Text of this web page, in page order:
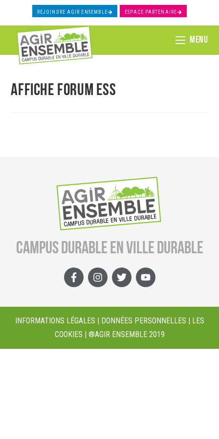
REJOINDRE AGIR ENSEMBLE ESPACE PARTENAIRE
MENU
Affiche forum ESS
CAMPUS DURABLE EN VILLE DURABLE
INFORMATIONS LÉGALES | DONNÉES PERSONNELLES | LES
COOKIES | ®AGIR ENSEMBLE 2019